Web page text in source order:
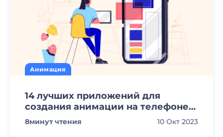
Анимация
14 лучших приложений для
создания анимации на телефоне
[2023]
8минут чтения 10 Окт 2023